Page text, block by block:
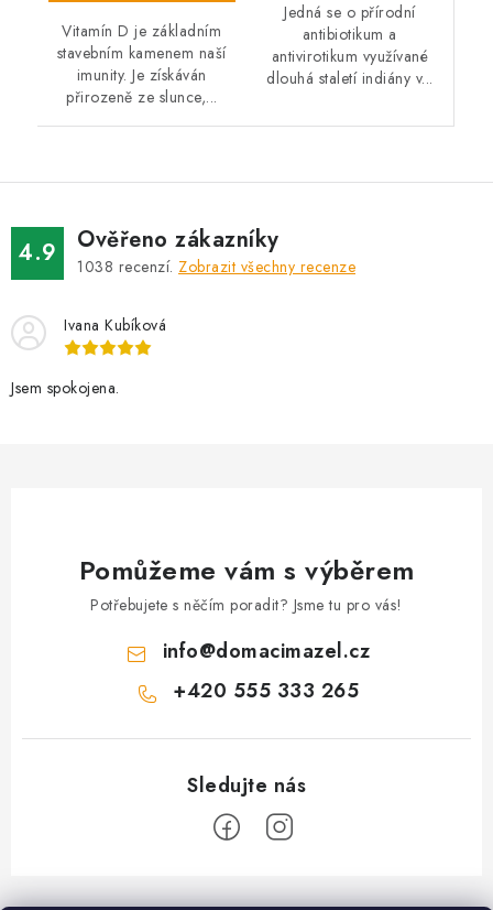
Vitamín D je základním
stavebním kamenem naší
imunity. Je získáván
přirozeně ze slunce,...
Jedná se o přírodní
antibiotikum a
antivirotikum využívané
dlouhá staletí indiány v...
4.9 Ověřeno zákazníky
1038 recenzí. Zobrazit všechny recenze
Ivana Kubíková
Jsem spokojena.
Pomůžeme vám s výběrem
Potřebujete s něčím poradit? Jsme tu pro vás!
info@domacimazel.cz
+420 555 333 265
Z